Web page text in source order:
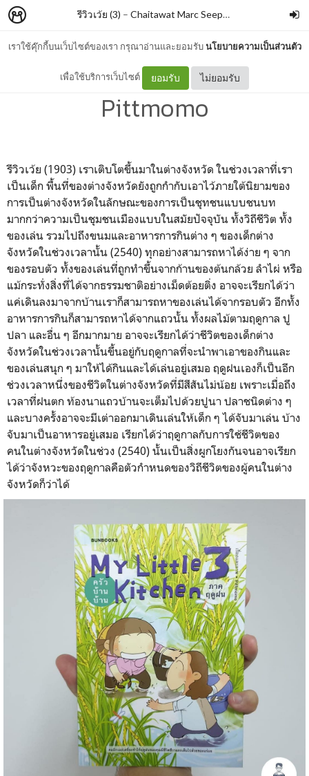
เราใช้คุ๊กกี้บนเว็บไซต์ของเรา กรุณาอ่านและยอมรับนโยบายความเป็นส่วนตัว
เพื่อใช้บริการเว็บไซต์ ยอมรับ ไม่ยอมรับ
รีวิวเว้ย (3) – Chaitawat Marc Seephongsai
ครัวบ้านบ้าน 3 ภาคฤดูฝน By
Pittmomo
รีวิวเว้ย (1903) เราเติบโตขึ้นมาในต่างจังหวัด ในช่วงเวลาที่เรา
เป็นเด็ก พื้นที่ของต่างจังหวัดยังถูกกำกับเอาไว้ภายใต้นิยามของ
การเป็นต่างจังหวัดในลักษณะของการเป็นชุทชนแบบชนบท
มากกว่าความเป็นชุมชนเมืองแบบในสมัยปัจจุบัน ทั้งวิถีชีวิต ทั้ง
ของเล่น รวมไปถึงขนมและอาหารการกินต่าง ๆ ของเด็กต่าง
จังหวัดในช่วงเวลานั้น (2540) ทุกอย่างสามารถหาได้ง่าย ๆ จาก
ของรอบตัว ทั้งของเล่นที่ถูกทำขึ้นจากก้านของต้นกล้วย ลำไผ่ หรือ
แม้กระทั่งสิ่งที่ได้จากธรรมชาติอย่างเม็ดต้อยติ่ง อาจจะเรียกได้ว่า
แค่เดินลงมาจากบ้านเราก็สามารถหาของเล่นได้จากรอบตัว อีกทั้ง
อาหารการกินก็สามารถหาได้จากแถวนั้น ทั้งผลไม้ตามฤดูกาล ปู
ปลา และอื่น ๆ อีกมากมาย อาจจะเรียกได้ว่าชีวิตของเด็กต่าง
จังหวัดในช่วงเวลานั้นขึ้นอยู่กับฤดูกาลที่จะนำพาเอาของกินและ
ของเล่นสนุก ๆ มาให้ได้กินและได้เล่นอยู่เสมอ ฤดูฝนเองก็เป็นอีก
ช่วงเวลาหนึ่งของชีวิตในต่างจังหวัดที่มีสีสันไม่น้อย เพราะเมื่อถึง
เวลาที่ฝนตก ท้องนาแถวบ้านจะเต็มไปด้วยปูนา ปลาชนิดต่าง ๆ
และบางครั้งอาจจะมีเต่าออกมาเดินเล่นให้เด็ก ๆ ได้จับมาเล่น บ้าง
จับมาเป็นอาหารอยู่เสมอ เรียกได้ว่าฤดูกาลกับการใช้ชีวิตของ
คนในต่างจังหวัดในช่วง (2540) นั้นเป็นสิ่งผูกโยงกันจนอาจเรียก
ได้ว่าจังหวะของฤดูกาลคือตัวกำหนดของวิถีชีวิตของผู้คนในต่าง
จังหวัดก็ว่าได้